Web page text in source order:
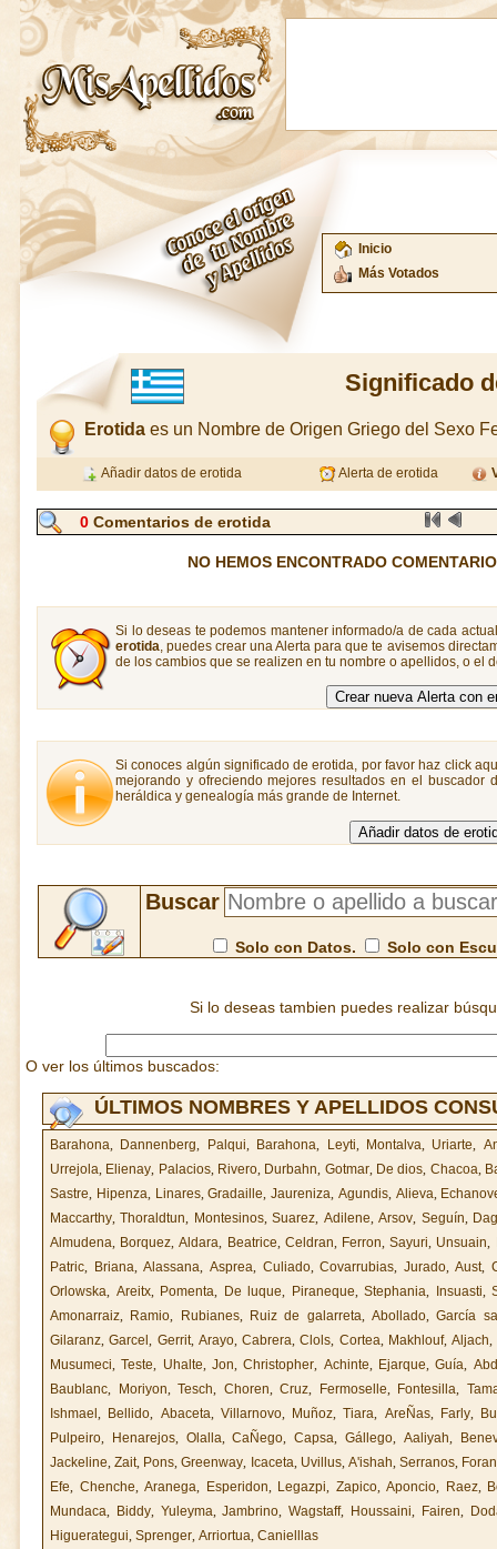
Inicio
Más Votados
Significado
Erotida es un Nombre de Origen Griego del Sexo
Añadir datos de erotida Alerta de erotida
0 Comentarios de erotida
NO HEMOS ENCONTRADO
Si lo deseas te podemos mantener informado/a de cada
erotida, puedes crear una Alerta para que te avisemos
de los cambios que se realizen en tu nombre o apellidos, o el
Si conoces algún significado de erotida, por favor haz click
mejorando y ofreciendo mejores resultados en el buscador
heráldica y genealogía más grande de Internet.
Buscar
Solo con Datos. Solo con
Si lo deseas tambien puedes realizar
O ver los últimos buscados:
ÚLTIMOS NOMBRES Y APELLIDOS
Barahona, Dannenberg, Palqui, Barahona, Leyti, Montalva, Uriarte,
Urrejola, Elienay, Palacios, Rivero, Durbahn, Gotmar, De dios, Chacoa,
Sastre, Hipenza, Linares,Gradaille, Jaureniza, Agundis, Alieva,
Maccarthy,Thoraldtun, Montesinos,Suarez, Adilene,Arsov, Seguín,
Almudena, Borquez,Aldara, Beatrice, Celdran, Ferron,Sayuri, Unsuain,
Patric, Briana,Alassana, Asprea, Culiado,Covarrubias, Jurado,Aust,
Orlowska, Areitx, Pomenta, De luque, Piraneque, Stephania, Insuasti,
Amonarraiz, Ramio, Rubianes, Ruiz de galarreta,Abollado,García
Gilaranz,Garcel, Gerrit, Arayo, Cabrera,Clols, Cortea, Makhlouf, Aljach,
Musumeci,Teste, Uhalte,Jon,Christopher, Achinte, Ejarque,Guía,
Baublanc, Moriyon,Tesch, Choren,Cruz, Fermoselle, Fontesilla,
Ishmael , Bellido, Abaceta, Villarnovo, Muñoz,Tiara, AreÑas, Farly,
Pulpeiro, Henarejos, Olalla,CaÑego,Capsa,Gállego, Aaliyah,
Jackeline,Zait, Pons,Greenway, Icaceta, Uvillus, A'ishah,Serranos,
Efe, Chenche, Aranega, Esperidon, Legazpi, Zapico, Aponcio, Raez,
Mundaca, Biddy, Yuleyma,Jambrino,Wagstaff, Houssaini, Fairen,
Higuerategui, Sprenger, Arriortua, Canielllas